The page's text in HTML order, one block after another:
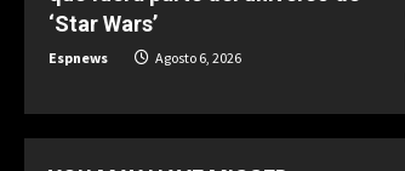
i
g
‘Star Wars’
Espnews Agosto 6, 2026